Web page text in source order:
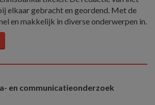
elkaar gebracht en geordend. Met de
en makkelijk in diverse onderwerpen in.
en communicatieonderzoek